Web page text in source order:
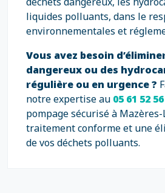
liquides polluants, dans le
environnementales et
Vous avez besoin
dangereux ou des
régulière ou en urgence ?
notre expertise au 05 61 52
pompage sécurisé à
traitement conforme et une
de vos déchets polluants.